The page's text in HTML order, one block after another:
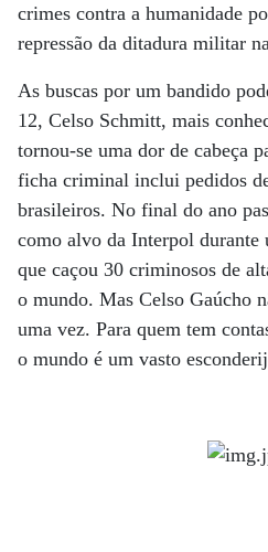
crimes contra a humanidade
repressão da ditadura militar
As buscas por um bandido
12, Celso Schmitt, mais
tornou-se uma dor de cabeça
ficha criminal inclui pedidos
brasileiros. No final do ano
como alvo da Interpol durante
que caçou 30 criminosos de
o mundo. Mas Celso Gaúcho
uma vez. Para quem tem
o mundo é um vasto